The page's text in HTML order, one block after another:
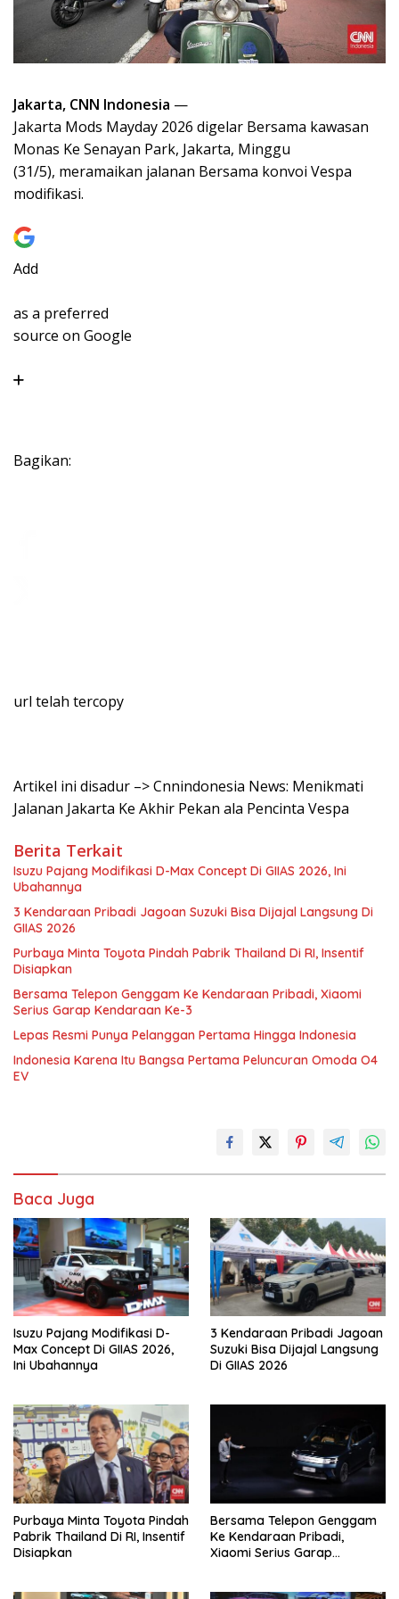
Jakarta, CNN Indonesia —
Jakarta Mods Mayday 2026 digelar Bersama kawasan
Monas Ke Senayan Park, Jakarta, Minggu
(31/5), meramaikan jalanan Bersama konvoi Vespa
modifikasi.
Add
as a preferred
source on Google
Bagikan:
url telah tercopy
Artikel ini disadur –> Cnnindonesia News: Menikmati
Jalanan Jakarta Ke Akhir Pekan ala Pencinta Vespa
Berita Terkait
Isuzu Pajang Modifikasi D-Max Concept Di GIIAS 2026, Ini
Ubahannya
3 Kendaraan Pribadi Jagoan Suzuki Bisa Dijajal Langsung Di
GIIAS 2026
Purbaya Minta Toyota Pindah Pabrik Thailand Di RI, Insentif
Disiapkan
Bersama Telepon Genggam Ke Kendaraan Pribadi, Xiaomi
Serius Garap Kendaraan Ke-3
Lepas Resmi Punya Pelanggan Pertama Hingga Indonesia
Indonesia Karena Itu Bangsa Pertama Peluncuran Omoda O4
EV
Baca Juga
Isuzu Pajang Modifikasi D-
Max Concept Di GIIAS 2026,
Ini Ubahannya
3 Kendaraan Pribadi Jagoan
Suzuki Bisa Dijajal Langsung
Di GIIAS 2026
Purbaya Minta Toyota Pindah
Pabrik Thailand Di RI, Insentif
Disiapkan
Bersama Telepon Genggam
Ke Kendaraan Pribadi,
Xiaomi Serius Garap